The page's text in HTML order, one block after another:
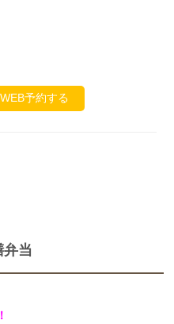
WEB予約する
当